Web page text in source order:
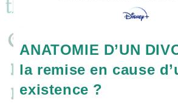
ANATOMIE D’UN
la remise en cause
existence ?